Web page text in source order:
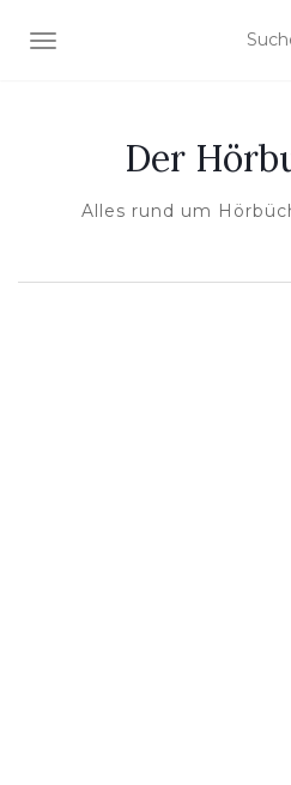
NAVIGATION UMSCHALTEN
Der
Alles rund um